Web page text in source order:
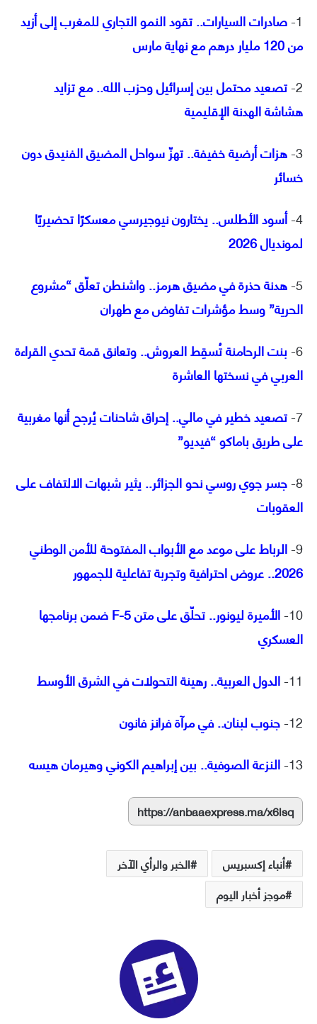
1- صادرات السيارات.. تقود النمو التجاري للمغرب إلى أزيد
من 120 مليار درهم مع نهاية مارس
2- تصعيد محتمل بين إسرائيل وحزب الله.. مع تزايد
هشاشة الهدنة الإقليمية
3- هزات أرضية خفيفة.. تهزّ سواحل المضيق الفنيدق دون
خسائر
4- أسود الأطلس.. يختارون نيوجيرسي معسكرًا تحضيريًا
لمونديال 2026
5- هدنة حذرة في مضيق هرمز.. واشنطن تعلّق “مشروع
الحرية” وسط مؤشرات تفاوض مع طهران
6- بنت الرحامنة تُسقِط العروش.. وتعانق قمة تحدي القراءة
العربي في نسختها العاشرة
7- تصعيد خطير في مالي.. إحراق شاحنات يُرجح أنها مغربية
على طريق باماكو “فيديو”
8- جسر جوي روسي نحو الجزائر.. يثير شبهات الالتفاف على
العقوبات
9- الرباط على موعد مع الأبواب المفتوحة للأمن الوطني
2026.. عروض احترافية وتجربة تفاعلية للجمهور
10-
الأميرة ليونور.. تحلّق على متن F-5 ضمن برنامجها
العسكري
11- الدول العربية.. رهينة التحولات في الشرق الأوسط
12- جنوب لبنان.. في مرآة فرانز فانون
13- النزعة الصوفية.. بين إبراهيم الكوني وهيرمان هيسه
https://anbaaexpress.ma/x6lsq
أنباء إكسبريس
الخبر والرأي الآخر
موجز أخبار اليوم